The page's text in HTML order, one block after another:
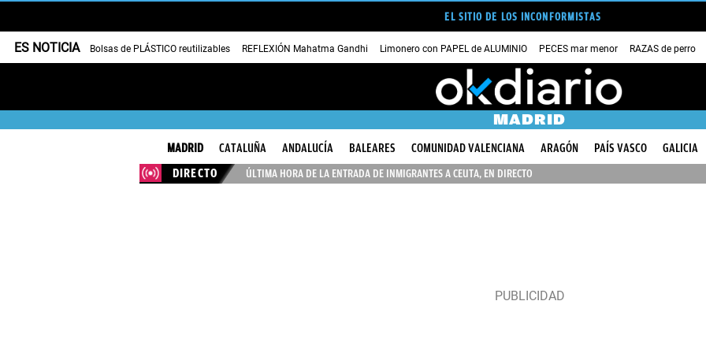
EL SITIO DE LOS INCONFORMISTAS
ES NOTICIA Bolsas de PLÁSTICO reutilizables REFLEXIÓN Mahatma Gandhi Limonero con PAPEL de ALUMINIO PECES mar menor RAZAS de perro
MADRID
MADRID CATALUÑA ANDALUCÍA BALEARES COMUNIDAD VALENCIANA ARAGÓN PAÍS VASCO GALICIA
DIRECTO
ÚLTIMA HORA DE LA ENTRADA DE INMIGRANTES A CEUTA, EN DIRECTO